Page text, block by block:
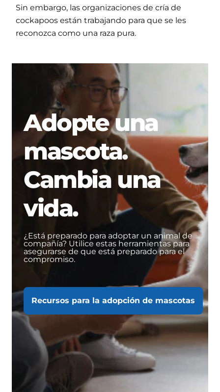
Sin embargo, las organizaciones de cría de
cockapoos están trabajando para que se les
reconozca como una raza pura.
Adopte una
mascota.
Cambia una
vida.
¿Está preparado para adoptar un animal de
compañía? Utilice estas herramientas para
asegurarse de que está preparado para el
compromiso.
Recursos para la adopción de mascotas